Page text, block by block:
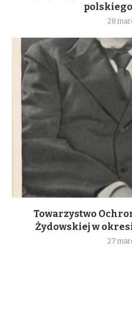
28
Towarzystwo
Żydowskiej w
27